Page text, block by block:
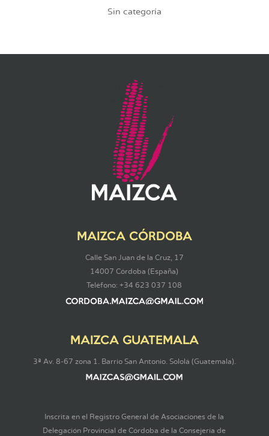
Sin categoría
MAIZCA CÓRDOBA
Calle San Juan de la Cruz, 17
14007 Córdoba (España)
Teléfono: +34 623 037 108
MAIZCA GUATEMALA
3ª Av. 8-67 zona 1. Barrio San Antonio. Sololá (Guatemala).
Inscrita en el Registro General de Asociaciones de la
Delegación Provincial de Córdoba de la Consejería de